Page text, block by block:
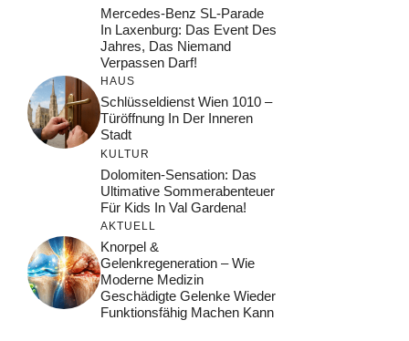
Mercedes-Benz SL-Parade
In Laxenburg: Das Event Des
Jahres, Das Niemand
Verpassen Darf!
HAUS
Schlüsseldienst Wien 1010 –
Türöffnung In Der Inneren
Stadt
KULTUR
Dolomiten-Sensation: Das
Ultimative Sommerabenteuer
Für Kids In Val Gardena!
AKTUELL
Knorpel &
Gelenkregeneration – Wie
Moderne Medizin
Geschädigte Gelenke Wieder
Funktionsfähig Machen Kann